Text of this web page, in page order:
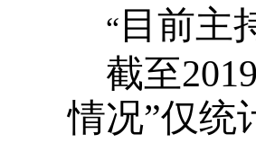
“ 目前主
截至
情况”仅统